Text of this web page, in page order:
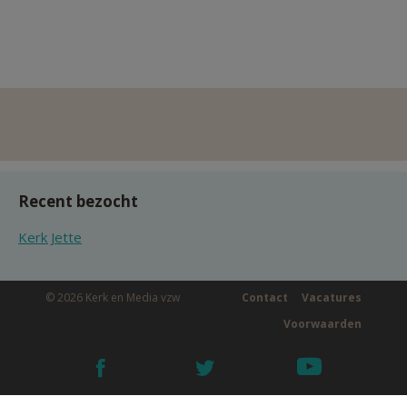
Recent bezocht
Kerk Jette
© 2026 Kerk en Media vzw Vacatures
Contact
Voorwaarden